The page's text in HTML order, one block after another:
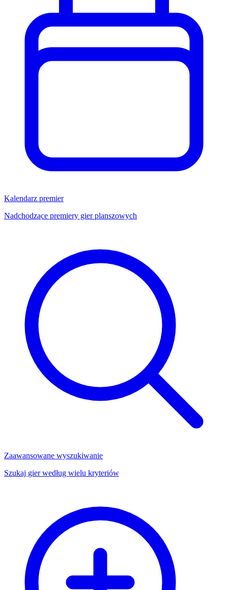
Kalendarz premier
Nadchodzące premiery gier planszowych
Zaawansowane wyszukiwanie
Szukaj gier według wielu kryteriów